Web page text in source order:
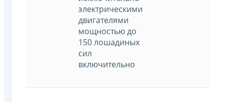
электрическими
двигателями
мощностью до
150 лошадиных
сил
включительно